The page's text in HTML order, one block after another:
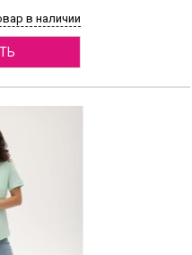
в наличии